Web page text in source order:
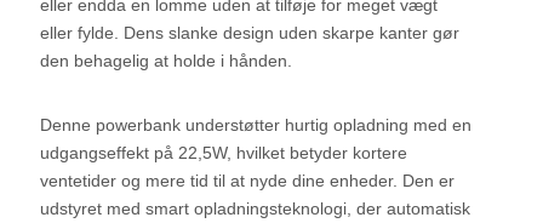
eller endda en lomme uden at tilføje for meget vægt
eller fylde. Dens slanke design uden skarpe kanter gør
den behagelig at holde i hånden.
Denne powerbank understøtter hurtig opladning med en
udgangseffekt på 22,5W, hvilket betyder kortere
ventetider og mere tid til at nyde dine enheder. Den er
udstyret med smart opladningsteknologi, der automatisk